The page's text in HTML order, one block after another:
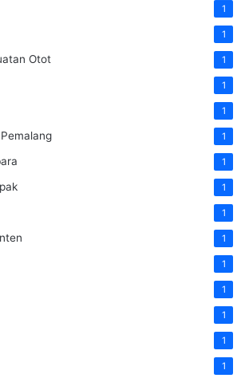
1
1
Otot 1
1
1
1
1
1
1
1
1
1
1
1
1